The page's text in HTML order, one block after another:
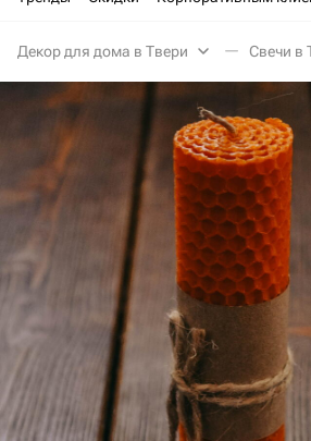
Декор для дома в Твери Свечи в